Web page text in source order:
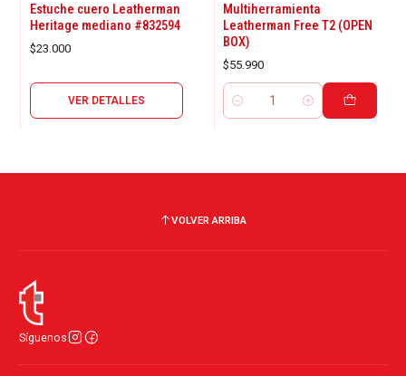
Estuche cuero Leatherman
Heritage mediano #832594
$23.000
VER DETALLES
Multiherramienta
Leatherman Free T2 (OPEN
BOX)
$55.990
Cantidad
VOLVER ARRIBA
Síguenos